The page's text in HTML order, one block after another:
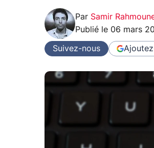
Par Samir
Publié le 06 mars
Suivez-nous